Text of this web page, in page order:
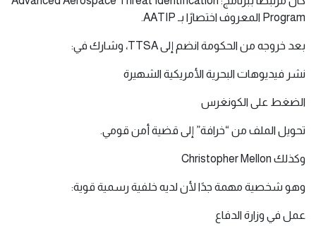
Program المعروف اختصارًا بـ AATIP.
بعد خروجه من الحكومة انضم إلى TTSA، وشارك في:
نشر فيديوهات البحرية الأمريكية الشهيرة
الضغط على الكونغرس
تحويل الملف من “خرافة” إلى قضية أمن قومي.
وكذلك Christopher Mellon
وهو شخصية مهمة جدًا لأن لديه خلفية رسمية قوية:
عمل في وزارة الدفاع